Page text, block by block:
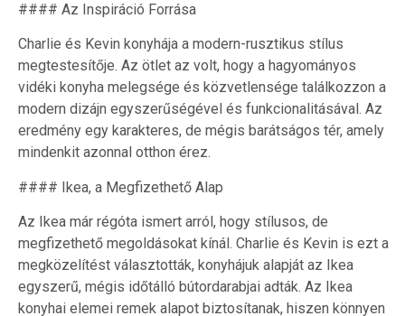
#### Az Inspiráció Forrása
Charlie és Kevin konyhája a modern-rusztikus stílus
megtestesítője. Az ötlet az volt, hogy a hagyományos
vidéki konyha melegsége és közvetlensége találkozzon a
modern dizájn egyszerűségével és funkcionalitásával. Az
eredmény egy karakteres, de mégis barátságos tér, amely
mindenkit azonnal otthon érez.
#### Ikea, a Megfizethető Alap
Az Ikea már régóta ismert arról, hogy stílusos, de
megfizethető megoldásokat kínál. Charlie és Kevin is ezt a
megközelítést választották, konyhájuk alapját az Ikea
egyszerű, mégis időtálló bútordarabjai adták. Az Ikea
konyhai elemei remek alapot biztosítanak, hiszen könnyen